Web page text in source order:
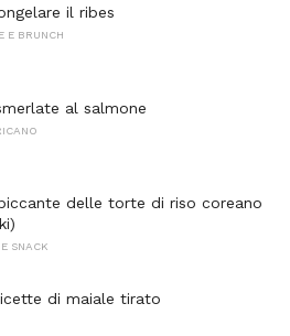
il ribes
E BRUNCH
al salmone
delle torte di riso coreano
SNACK
di maiale tirato